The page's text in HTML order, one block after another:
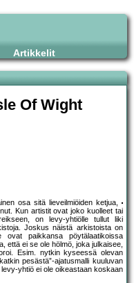
Artikkelit
Of Wight
osa sitä lieveilmiöiden ketjua,
Kun artistit ovat joko kuolleet tai
on levy-yhtiölle tullut liki
Joskus näistä arkistoista on
paikkansa pöytälaatikoissa
että ei se ole hölmö, joka julkaisee,
Esim. nytkin kyseessä olevan
pesästä”-ajatusmalli kuuluvan
yhtiö ei ole oikeastaan koskaan